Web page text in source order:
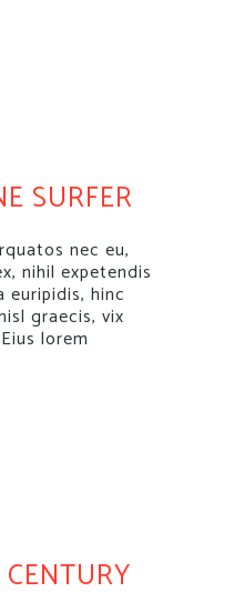
SURFER
nec eu,
nihil expetendis
euripidis, hinc
graecis, vix
lorem